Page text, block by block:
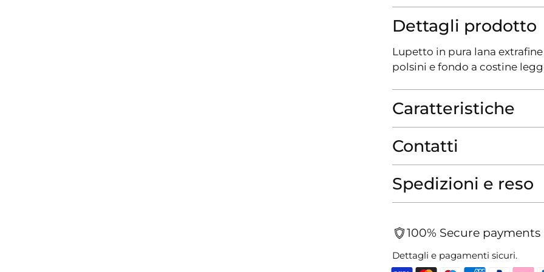
Dettagli prodotto
Lupetto in pura lana
polsini e fondo a costine
Caratteristiche
Contatti
Spedizioni e reso
100% Secure payments
Dettagli e pagamenti sicuri.